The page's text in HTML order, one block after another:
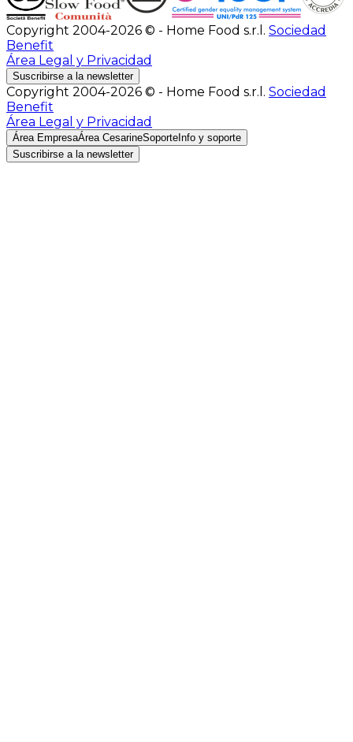
Copyright 2004-2026 © - Home Food s.r.l. Sociedad
Benefit
Área Legal y Privacidad
Suscribirse a la newsletter
Copyright 2004-2026 © - Home Food s.r.l. Sociedad
Benefit
Área Legal y Privacidad
Área EmpresaÁrea CesarineSoporte Info y soporte
Suscribirse a la newsletter